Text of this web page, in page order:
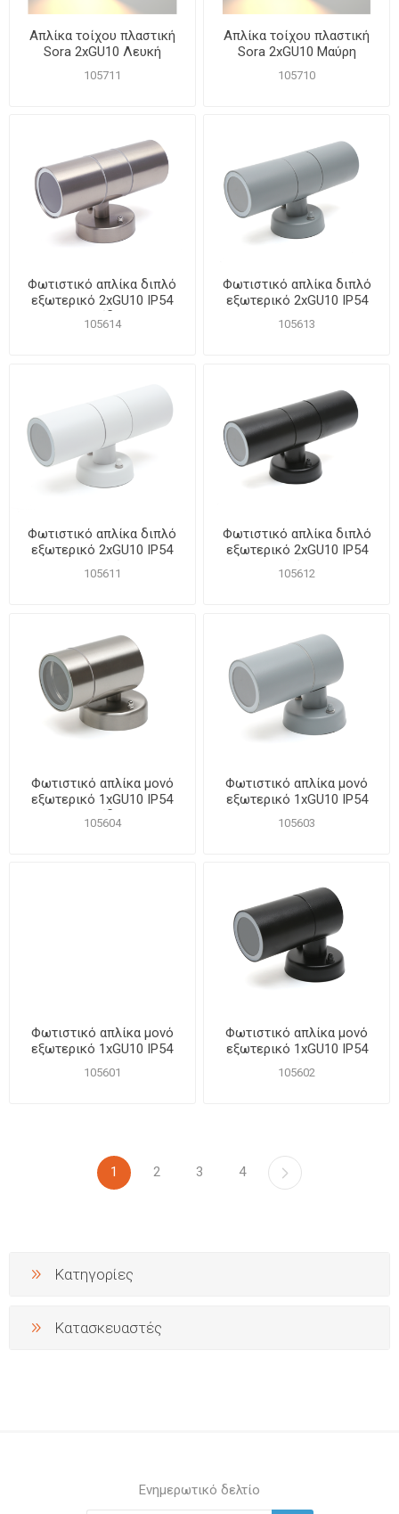
Απλίκα τοίχου πλαστική
Sora 2xGU10 Λευκή
105711
Απλίκα τοίχου πλαστική
Sora 2xGU10 Μαύρη
105710
Φωτιστικό απλίκα διπλό
εξωτερικό 2xGU10 IP54
Ανοξείδωτο
105614
Φωτιστικό απλίκα διπλό
εξωτερικό 2xGU10 IP54
Γκρι
105613
Φωτιστικό απλίκα διπλό
εξωτερικό 2xGU10 IP54
Λευκό
105611
Φωτιστικό απλίκα διπλό
εξωτερικό 2xGU10 IP54
Μαύρο
105612
Φωτιστικό απλίκα μονό
εξωτερικό 1xGU10 IP54
Ανοξείδωτο
105604
Φωτιστικό απλίκα μονό
εξωτερικό 1xGU10 IP54
Γκρι
105603
Φωτιστικό απλίκα μονό
εξωτερικό 1xGU10 IP54
Λευκό
105601
Φωτιστικό απλίκα μονό
εξωτερικό 1xGU10 IP54
Μαύρο
105602
1 2 3 4
Κατηγορίες
Κατασκευαστές
Ενημερωτικό δελτίο